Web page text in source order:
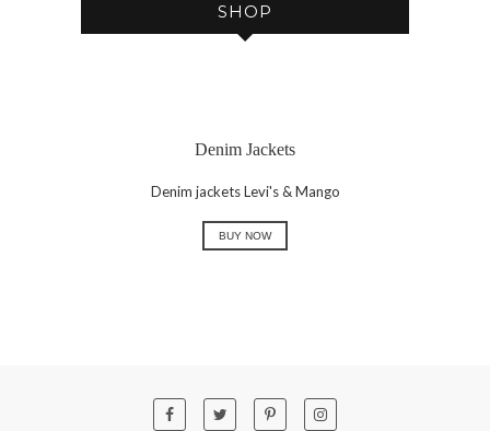
SHOP
Denim Jackets
Denim jackets Levi's & Mango
BUY NOW